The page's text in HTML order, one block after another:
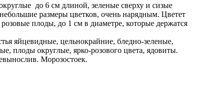
до 6 см длиной, зеленые сверху и сизые
размеры цветков, очень нарядным. Цветет
плоды, до 1 см в диаметре, которые держатся
яйцевидные, цельнокрайние, бледно-зеленые,
плоды округлые, ярко-розового цвета, ядовиты.
Морозостоек.